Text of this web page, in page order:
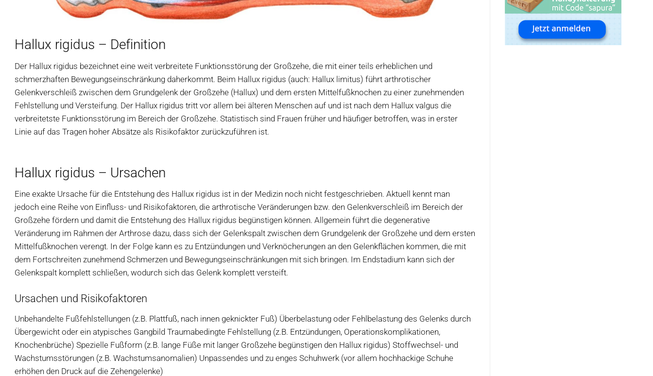
Hallux rigidus – Definition
Der Hallux rigidus bezeichnet eine weit verbreitete Funktionsstörung der Großzehe, die mit einer teils erheblichen und
schmerzhaften Bewegungseinschränkung daherkommt. Beim Hallux rigidus (auch: Hallux limitus) führt arthrotischer
Gelenkverschleiß zwischen dem Grundgelenk der Großzehe (Hallux) und dem ersten Mittelfußknochen zu einer zunehmenden
Fehlstellung und Versteifung. Der Hallux rigidus tritt vor allem bei älteren Menschen auf und ist nach dem Hallux valgus die
verbreitetste Funktionsstörung im Bereich der Großzehe. Statistisch sind Frauen früher und häufiger betroffen, was in erster
Linie auf das Tragen hoher Absätze als Risikofaktor zurückzuführen ist.
Hallux rigidus – Ursachen
Eine exakte Ursache für die Entstehung des Hallux rigidus ist in der Medizin noch nicht festgeschrieben. Aktuell kennt man
jedoch eine Reihe von Einfluss- und Risikofaktoren, die arthrotische Veränderungen bzw. den Gelenkverschleiß im Bereich der
Großzehe fördern und damit die Entstehung des Hallux rigidus begünstigen können. Allgemein führt die degenerative
Veränderung im Rahmen der Arthrose dazu, dass sich der Gelenkspalt zwischen dem Grundgelenk der Großzehe und dem ersten
Mittelfußknochen verengt. In der Folge kann es zu Entzündungen und Verknöcherungen an den Gelenkflächen kommen, die mit
dem Fortschreiten zunehmend Schmerzen und Bewegungseinschränkungen mit sich bringen. Im Endstadium kann sich der
Gelenkspalt komplett schließen, wodurch sich das Gelenk komplett versteift.
Ursachen und Risikofaktoren
Unbehandelte Fußfehlstellungen (z.B. Plattfuß, nach innen geknickter Fuß) Überbelastung oder Fehlbelastung des Gelenks durch
Übergewicht oder ein atypisches Gangbild Traumabedingte Fehlstellung (z.B. Entzündungen, Operationskomplikationen,
Knochenbrüche) Spezielle Fußform (z.B. lange Füße mit langer Großzehe begünstigen den Hallux rigidus) Stoffwechsel- und
Wachstumsstörungen (z.B. Wachstumsanomalien) Unpassendes und zu enges Schuhwerk (vor allem hochhackige Schuhe
erhöhen den Druck auf die Zehengelenke)